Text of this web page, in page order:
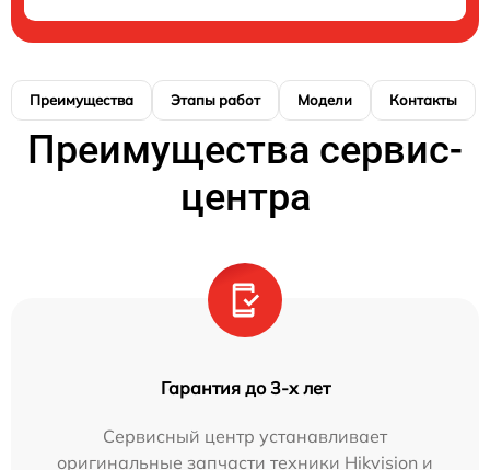
Преимущества Этапы работ Модели Контакты
Преимущества сервис-
центра
Гарантия до 3-х лет
Сервисный центр устанавливает
оригинальные запчасти техники Hikvision и